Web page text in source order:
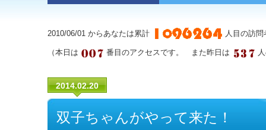
2010/06/01 からあなたは累計 人目の訪
（本日は 番目のアクセスです。 また昨日は
2014.02.20
双子ちゃんがやって来た！